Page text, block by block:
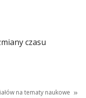
czasu
na tematy naukowe